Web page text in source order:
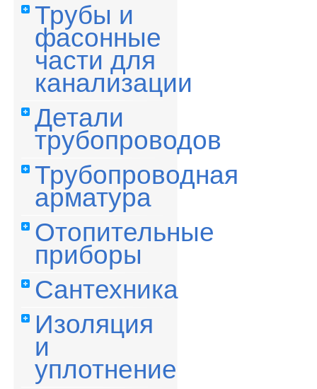
Трубы и
фасонные
части для
канализации
Детали
трубопроводов
Трубопроводная
арматура
Отопительные
приборы
Сантехника
Изоляция
и
уплотнение